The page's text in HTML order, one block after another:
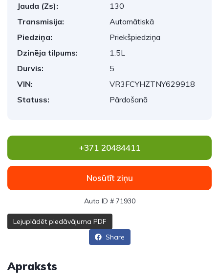
Jauda (Zs):
130
Transmisija:
Automātiskā
Piedziņa:
Priekšpiedziņa
Dzinēja tilpums:
1.5L
Durvis:
5
VIN:
VR3FCYHZTNY629918
Statuss:
Pārdošanā
+371 20484411
Nosūtīt ziņu
Auto ID # 71930
Lejuplādēt piedāvājuma PDF
Share
Apraksts